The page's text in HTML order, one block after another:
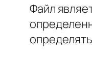
Файл